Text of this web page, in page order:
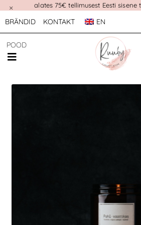
alates 75€ tellimusest Eesti sisene
×
BRÄNDID KONTAKT EN
POOD